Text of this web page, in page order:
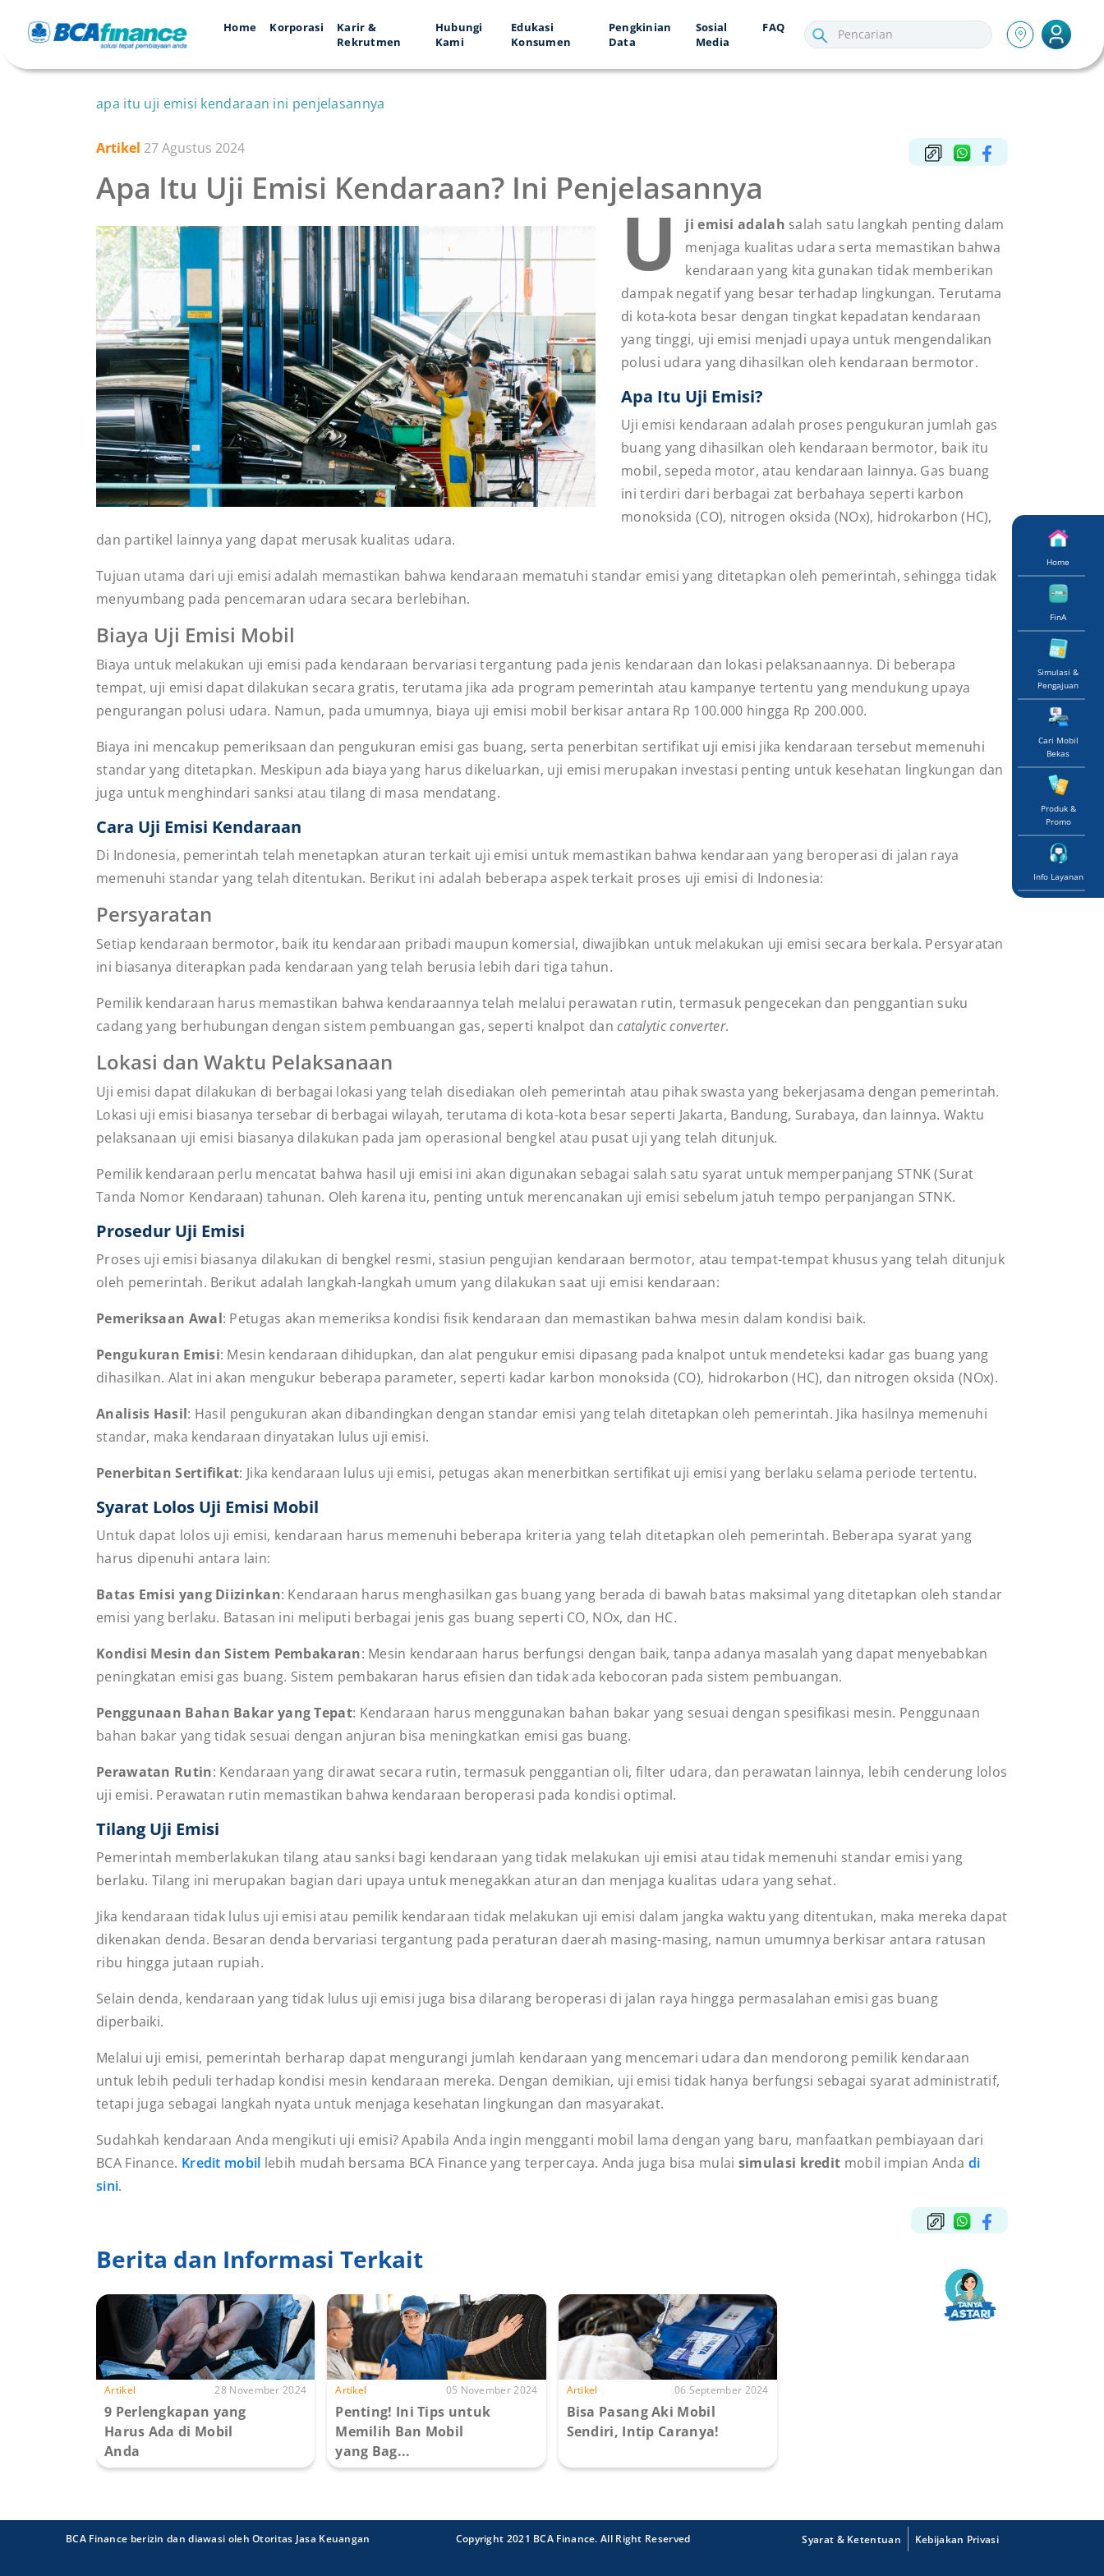
Home Korporasi
Karir &
Rekrutmen
Hubungi
Kami
Edukasi
Konsumen
Pengkinian
Data
Sosial
Media
FAQ
Home
FinA
Simulasi &
Pengajuan
Cari Mobil
Bekas
Produk &
Promo
Info Layanan
apa itu uji emisi kendaraan ini penjelasannya
Artikel 27 Agustus 2024
Apa Itu Uji Emisi Kendaraan? Ini Penjelasannya
U ji emisi adalah salah satu langkah penting dalam
menjaga kualitas udara serta memastikan bahwa
kendaraan yang kita gunakan tidak memberikan
dampak negatif yang besar terhadap lingkungan. Terutama
di kota-kota besar dengan tingkat kepadatan kendaraan
yang tinggi, uji emisi menjadi upaya untuk mengendalikan
polusi udara yang dihasilkan oleh kendaraan bermotor.
Apa Itu Uji Emisi?
Uji emisi kendaraan adalah proses pengukuran jumlah gas
buang yang dihasilkan oleh kendaraan bermotor, baik itu
mobil, sepeda motor, atau kendaraan lainnya. Gas buang
ini terdiri dari berbagai zat berbahaya seperti karbon
monoksida (CO), nitrogen oksida (NOx), hidrokarbon (HC),
dan partikel lainnya yang dapat merusak kualitas udara.
Tujuan utama dari uji emisi adalah memastikan bahwa kendaraan mematuhi standar emisi yang ditetapkan oleh pemerintah, sehingga tidak
menyumbang pada pencemaran udara secara berlebihan.
Biaya Uji Emisi Mobil
Biaya untuk melakukan uji emisi pada kendaraan bervariasi tergantung pada jenis kendaraan dan lokasi pelaksanaannya. Di beberapa
tempat, uji emisi dapat dilakukan secara gratis, terutama jika ada program pemerintah atau kampanye tertentu yang mendukung upaya
pengurangan polusi udara. Namun, pada umumnya, biaya uji emisi mobil berkisar antara Rp 100.000 hingga Rp 200.000.
Biaya ini mencakup pemeriksaan dan pengukuran emisi gas buang, serta penerbitan sertifikat uji emisi jika kendaraan tersebut memenuhi
standar yang ditetapkan. Meskipun ada biaya yang harus dikeluarkan, uji emisi merupakan investasi penting untuk kesehatan lingkungan dan
juga untuk menghindari sanksi atau tilang di masa mendatang.
Cara Uji Emisi Kendaraan
Di Indonesia, pemerintah telah menetapkan aturan terkait uji emisi untuk memastikan bahwa kendaraan yang beroperasi di jalan raya
memenuhi standar yang telah ditentukan. Berikut ini adalah beberapa aspek terkait proses uji emisi di Indonesia:
Persyaratan
Setiap kendaraan bermotor, baik itu kendaraan pribadi maupun komersial, diwajibkan untuk melakukan uji emisi secara berkala. Persyaratan
ini biasanya diterapkan pada kendaraan yang telah berusia lebih dari tiga tahun.
Pemilik kendaraan harus memastikan bahwa kendaraannya telah melalui perawatan rutin, termasuk pengecekan dan penggantian suku
cadang yang berhubungan dengan sistem pembuangan gas, seperti knalpot dancatalytic converter.
Lokasi dan Waktu Pelaksanaan
Uji emisi dapat dilakukan di berbagai lokasi yang telah disediakan oleh pemerintah atau pihak swasta yang bekerjasama dengan pemerintah.
Lokasi uji emisi biasanya tersebar di berbagai wilayah, terutama di kota-kota besar seperti Jakarta, Bandung, Surabaya, dan lainnya. Waktu
pelaksanaan uji emisi biasanya dilakukan pada jam operasional bengkel atau pusat uji yang telah ditunjuk.
Pemilik kendaraan perlu mencatat bahwa hasil uji emisi ini akan digunakan sebagai salah satu syarat untuk memperpanjang STNK (Surat
Tanda Nomor Kendaraan) tahunan. Oleh karena itu, penting untuk merencanakan uji emisi sebelum jatuh tempo perpanjangan STNK.
Prosedur Uji Emisi
Proses uji emisi biasanya dilakukan di bengkel resmi, stasiun pengujian kendaraan bermotor, atau tempat-tempat khusus yang telah ditunjuk
oleh pemerintah. Berikut adalah langkah-langkah umum yang dilakukan saat uji emisi kendaraan:
Pemeriksaan Awal: Petugas akan memeriksa kondisi fisik kendaraan dan memastikan bahwa mesin dalam kondisi baik.
Pengukuran Emisi: Mesin kendaraan dihidupkan, dan alat pengukur emisi dipasang pada knalpot untuk mendeteksi kadar gas buang yang
dihasilkan. Alat ini akan mengukur beberapa parameter, seperti kadar karbon monoksida (CO), hidrokarbon (HC), dan nitrogen oksida (NOx).
Analisis Hasil: Hasil pengukuran akan dibandingkan dengan standar emisi yang telah ditetapkan oleh pemerintah. Jika hasilnya memenuhi
standar, maka kendaraan dinyatakan lulus uji emisi.
Penerbitan Sertifikat: Jika kendaraan lulus uji emisi, petugas akan menerbitkan sertifikat uji emisi yang berlaku selama periode tertentu.
Syarat Lolos Uji Emisi Mobil
Untuk dapat lolos uji emisi, kendaraan harus memenuhi beberapa kriteria yang telah ditetapkan oleh pemerintah. Beberapa syarat yang
harus dipenuhi antara lain:
Batas Emisi yang Diizinkan: Kendaraan harus menghasilkan gas buang yang berada di bawah batas maksimal yang ditetapkan oleh standar
emisi yang berlaku. Batasan ini meliputi berbagai jenis gas buang seperti CO, NOx, dan HC.
Kondisi Mesin dan Sistem Pembakaran: Mesin kendaraan harus berfungsi dengan baik, tanpa adanya masalah yang dapat menyebabkan
peningkatan emisi gas buang. Sistem pembakaran harus efisien dan tidak ada kebocoran pada sistem pembuangan.
Penggunaan Bahan Bakar yang Tepat: Kendaraan harus menggunakan bahan bakar yang sesuai dengan spesifikasi mesin. Penggunaan
bahan bakar yang tidak sesuai dengan anjuran bisa meningkatkan emisi gas buang.
Perawatan Rutin: Kendaraan yang dirawat secara rutin, termasuk penggantian oli, filter udara, dan perawatan lainnya, lebih cenderung lolos
uji emisi. Perawatan rutin memastikan bahwa kendaraan beroperasi pada kondisi optimal.
Tilang Uji Emisi
Pemerintah memberlakukan tilang atau sanksi bagi kendaraan yang tidak melakukan uji emisi atau tidak memenuhi standar emisi yang
berlaku. Tilang ini merupakan bagian dari upaya untuk menegakkan aturan dan menjaga kualitas udara yang sehat.
Jika kendaraan tidak lulus uji emisi atau pemilik kendaraan tidak melakukan uji emisi dalam jangka waktu yang ditentukan, maka mereka dapat
dikenakan denda. Besaran denda bervariasi tergantung pada peraturan daerah masing-masing, namun umumnya berkisar antara ratusan
ribu hingga jutaan rupiah.
Selain denda, kendaraan yang tidak lulus uji emisi juga bisa dilarang beroperasi di jalan raya hingga permasalahan emisi gas buang
diperbaiki.
Melalui uji emisi, pemerintah berharap dapat mengurangi jumlah kendaraan yang mencemari udara dan mendorong pemilik kendaraan
untuk lebih peduli terhadap kondisi mesin kendaraan mereka. Dengan demikian, uji emisi tidak hanya berfungsi sebagai syarat administratif,
tetapi juga sebagai langkah nyata untuk menjaga kesehatan lingkungan dan masyarakat.
Sudahkah kendaraan Anda mengikuti uji emisi? Apabila Anda ingin mengganti mobil lama dengan yang baru, manfaatkan pembiayaan dari
BCA Finance. Kredit mobil lebih mudah bersama BCA Finance yang terpercaya. Anda juga bisa mulai simulasi kredit mobil impian Andadi
sini.
Berita dan Informasi Terkait
Artikel 28 November 2024
9 Perlengkapan yang
Harus Ada di Mobil
Anda
Artikel 05 November 2024
Penting! Ini Tips untuk
Memilih Ban Mobil
yang Bag...
Artikel 06 September 2024
Bisa Pasang Aki Mobil
Sendiri, Intip Caranya!
BCA Finance berizin dan diawasi oleh Otoritas Jasa Keuangan Copyright 2021 BCA Finance. All Right Reserved Syarat & Ketentuan Kebijakan Privasi